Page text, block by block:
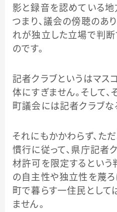
影と録音を認めている地
つまり、議会の傍聴のあ
れが独立した立場で判
のです。
記者クラブというはマス
体にすぎません。そして
町議会には記者クラブな
それにもかかわらず、た
慣行に従って、県庁記者
材許可を限定するという
の自主性や独立性を蔑ろ
町で暮らす一住民として
ません。